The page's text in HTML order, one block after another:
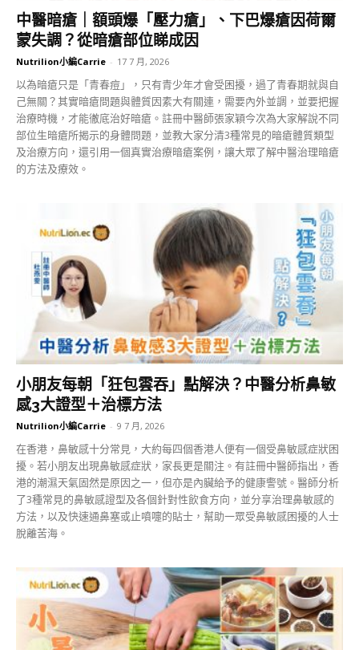
中醫暗瘡｜額頭爆「壓力瘡」、下巴爆瘡因荷爾
蒙失調？從暗瘡部位睇成因
Nutrilion小編Carrie - 17 7 月, 2026
以為暗瘡只是「青春痘」，只有青少年才會受困擾，過了青春期就與自
己無關？其實暗瘡問題與體質因素大有關連，需要內外並調，並要把握
治療時機，才能徹底治好暗瘡。註冊中醫師張家穎今次為大家解說不同
部位生暗瘡所揭示的身體問題，並教大家分清3種常見的暗瘡體質類型
及治療方向，還引用一個真實治療暗瘡案例，讓大眾了解中醫治理暗瘡
的方法及療效。
小朋友每朝「狂包雲吞」點解決？中醫分析鼻敏
感3大證型＋治標方法
Nutrilion小編Carrie - 9 7 月, 2026
在香港，鼻敏感十分常見，大約每四個香港人便有一個受鼻敏感症狀困
擾。若小朋友出現鼻敏感症狀，家長更是關注。有註冊中醫師指出，香
港的潮濕天氣固然是原因之一，但亦是內臟給予的健康警號。醫師分析
了3種常見的鼻敏感證型及各個針對性飲食方向，並分享治理鼻敏感的
方法，以及快速通鼻塞或止噴嚏的貼士，幫助一眾受鼻敏感困擾的人士
脫離苦海。